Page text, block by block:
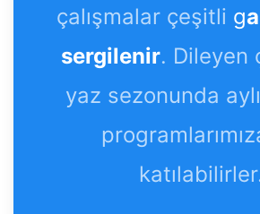
çalışmalar çeşitli g
sergilenir. Dileyen
yaz sezonunda